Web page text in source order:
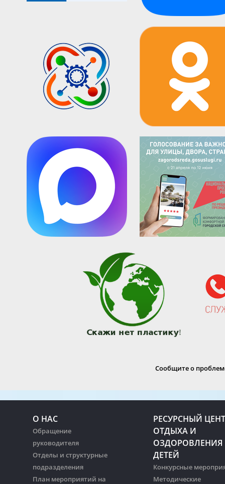
Сообщите о
О НАС
Обращение
руководителя
Отделы и структурные
подразделения
План мероприятий на
РЕСУРСНЫЙ
ОТДЫХА И
ОЗДОРОВЛЕНИЯ
ДЕТЕЙ
Конкурсные
Методические